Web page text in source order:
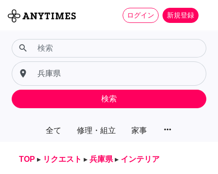
ログイン 新規登録
全て 修理・組立 家事 more_horiz
search
place
検索
TOP ▸ リクエスト ▸ 兵庫県 ▸ インテリア